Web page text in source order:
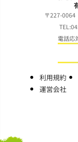
〒227-
電話応
利用規約
運営会社